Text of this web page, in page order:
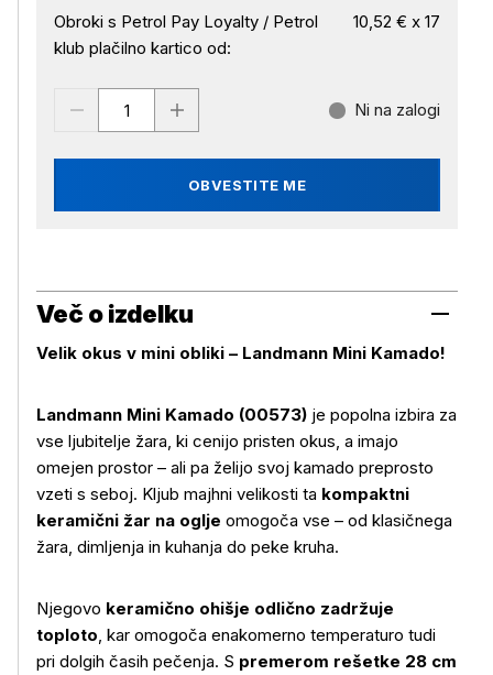
Obroki s Petrol Pay Loyalty / Petrol
klub plačilno kartico od:
10,52 € x 17
OBVESTITE ME
Ni na zalogi
Več o izdelku
Velik okus v mini obliki – Landmann Mini Kamado!
Landmann Mini Kamado (00573) je popolna izbira za
vse ljubitelje žara, ki cenijo pristen okus, a imajo
omejen prostor – ali pa želijo svoj kamado preprosto
vzeti s seboj. Kljub majhni velikosti ta kompaktni
keramični žar na oglje omogoča vse – od klasičnega
žara, dimljenja in kuhanja do peke kruha.
Njegovo keramično ohišje odlično zadržuje
toploto, kar omogoča enakomerno temperaturo tudi
pri dolgih časih pečenja. S premerom rešetke 28 cm